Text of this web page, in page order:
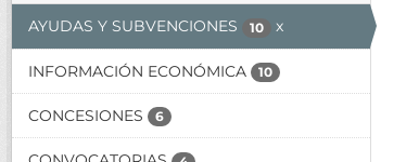
AYUDAS Y SUBVENCIONES 10 x
INFORMACIÓN ECONÓMICA 10
CONCESIONES 6